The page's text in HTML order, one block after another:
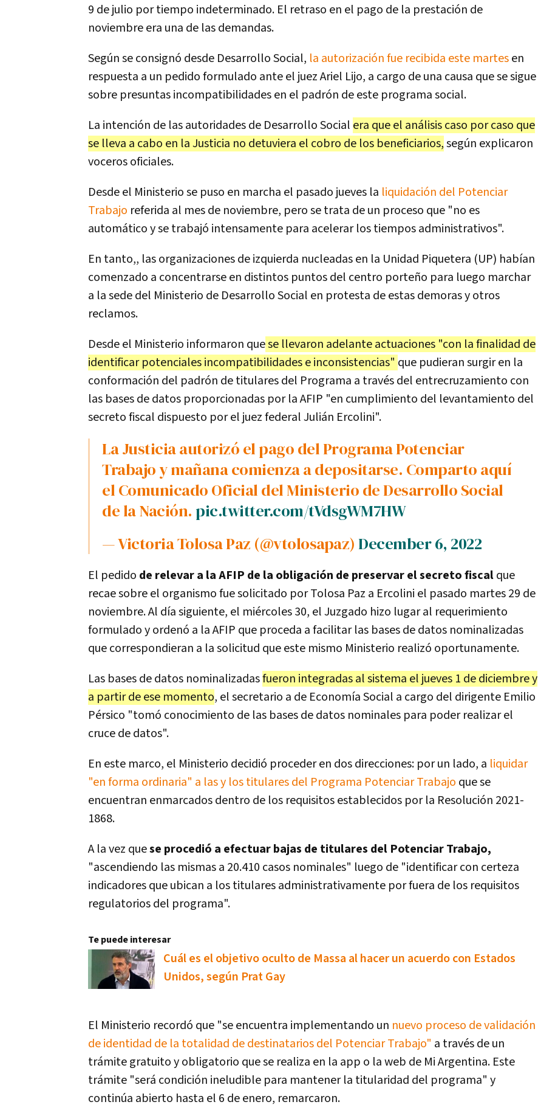
9 de julio por tiempo indeterminado. El retraso en el pago de la prestación de
noviembre era una de las demandas.
Según se consignó desde Desarrollo Social, la autorización fue recibida este martesen
respuesta a un pedido formulado ante el juez Ariel Lijo, a cargo de una causa que se sigue
sobre presuntas incompatibilidades en el padrón de este programa social.
La intención de las autoridades de Desarrollo Social era que el análisis caso por caso que
se lleva a cabo en la Justicia no detuviera el cobro de los beneficiarios,según explicaron
voceros oficiales.
Desde el Ministerio se puso en marcha el pasado jueves la liquidación del Potenciar
Trabajo referida al mes de noviembre, pero se trata de un proceso que "no es
automático y se trabajó intensamente para acelerar los tiempos administrativos".
En tanto,, las organizaciones de izquierda nucleadas en la Unidad Piquetera (UP) habían
comenzado a concentrarse en distintos puntos del centro porteño para luego marchar
a la sede del Ministerio de Desarrollo Social en protesta de estas demoras y otros
reclamos.
Desde el Ministerio informaron quese llevaron adelante actuaciones "con la finalidad de
identificar potenciales incompatibilidades e inconsistencias" que pudieran surgir en la
conformación del padrón de titulares del Programa a través del entrecruzamiento con
las bases de datos proporcionadas por la AFIP "en cumplimiento del levantamiento del
secreto fiscal dispuesto por el juez federal Julián Ercolini".
La Justicia autorizó el pago del Programa Potenciar
Trabajo y mañana comienza a depositarse. Comparto aquí
el Comunicado Oficial del Ministerio de Desarrollo Social
de la Nación.pic.twitter.com/tVdsgWM7HW
— Victoria Tolosa Paz (@vtolosapaz)December 6, 2022
El pedido de relevar a la AFIP de la obligación de preservar el secreto fiscalque
recae sobre el organismo fue solicitado por Tolosa Paz a Ercolini el pasado martes 29 de
noviembre. Al día siguiente, el miércoles 30, el Juzgado hizo lugar al requerimiento
formulado y ordenó a la AFIP que proceda a facilitar las bases de datos nominalizadas
que correspondieran a la solicitud que este mismo Ministerio realizó oportunamente.
Las bases de datos nominalizadasfueron integradas al sistema el jueves 1 de diciembre y
a partir de ese momento, el secretario a de Economía Social a cargo del dirigente Emilio
Pérsico "tomó conocimiento de las bases de datos nominales para poder realizar el
cruce de datos".
En este marco, el Ministerio decidió proceder en dos direcciones: por un lado, a liquidar
"en forma ordinaria" a las y los titulares del Programa Potenciar Trabajo que se
encuentran enmarcados dentro de los requisitos establecidos por la Resolución 2021-
1868.
A la vez quese procedió a efectuar bajas de titulares del Potenciar Trabajo,
"ascendiendo las mismas a 20.410 casos nominales" luego de "identificar con certeza
indicadores que ubican a los titulares administrativamente por fuera de los requisitos
regulatorios del programa".
Te puede interesar
Cuál es el objetivo oculto de Massa al hacer un acuerdo con Estados
Unidos, según Prat Gay
El Ministerio recordó que "se encuentra implementando un nuevo proceso de validación
de identidad de la totalidad de destinatarios del Potenciar Trabajo" a través de un
trámite gratuito y obligatorio que se realiza en la app o la web de Mi Argentina. Este
trámite "será condición ineludible para mantener la titularidad del programa" y
continúa abierto hasta el 6 de enero, remarcaron.